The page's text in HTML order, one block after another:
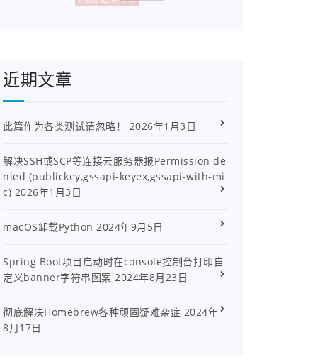
近期文章
此篇作为各类测试请忽略！ 2026年1月3日
解决SSH或SCP等连接云服务器报Permission de
nied (publickey,gssapi-keyex,gssapi-with-mi
c) 2026年1月3日
macOS卸载Python 2024年9月5日
Spring Boot项目启动时在console控制台打印自
定义banner字符串图案 2024年8月23日
彻底解决Homebrew各种顽固疑难杂症 2024年
8月17日